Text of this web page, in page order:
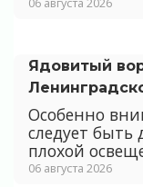
Ядовитый
Особенно
следует быть
плохой
06 августа 2026